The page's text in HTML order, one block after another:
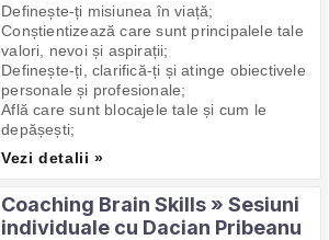
Definește-ți misiunea în viață;
Conștientizează care sunt principalele tale
valori, nevoi și aspirații;
Definește-ți, clarifică-ți și atinge obiectivele
personale și profesionale;
Află care sunt blocajele tale și cum le
depășești;
Vezi detalii »
Coaching Brain Skills » Sesiuni
individuale cu Dacian Pribeanu